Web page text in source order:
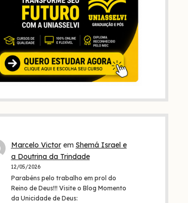
Marcelo Victorem Shemá Israel e
a Doutrina da Trindade
12/05/2026
Parabéns pelo trabalho em prol do
Reino de Deus!!! Visite o Blog Momento
da Unicidade de Deus: